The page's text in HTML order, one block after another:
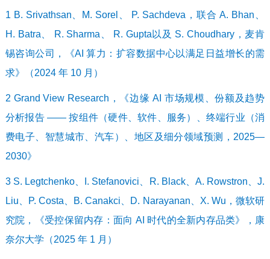
1 B. Srivathsan、M. Sorel、 P. Sachdeva，联合 A. Bhan、
H. Batra、 R. Sharma、 R. Gupta以及 S. Choudhary，麦肯
锡咨询公司，《AI 算力：扩容数据中心以满足日益增长的需
求》（2024 年 10 月）
2 Grand View Research，《边缘 AI 市场规模、份额及趋势
分析报告 —— 按组件（硬件、软件、服务）、终端行业（消
费电子、智慧城市、汽车）、地区及细分领域预测，2025—
2030》
3 S. Legtchenko、I. Stefanovici、R. Black、A. Rowstron、J.
Liu、P. Costa、B. Canakci、D. Narayanan、X. Wu，微软研
究院，《受控保留内存：面向 AI 时代的全新内存品类》，康
奈尔大学（2025 年 1 月）